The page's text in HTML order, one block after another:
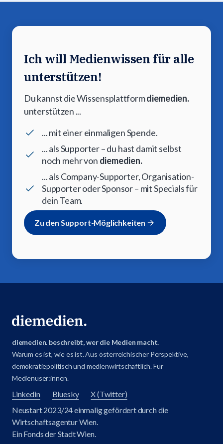
Ich will Medienwissen für alle
unterstützen!
Du kannst die Wissensplattformdiemedien.
unterstützen ...
... mit einer einmaligen Spende.
... als Supporter – du hast damit selbst
noch mehr von diemedien.
... als Company-Supporter, Organisation-
Supporter oder Sponsor – mit Specials für
dein Team.
Zu den Support-Möglichkeiten
diemedien. beschreibt, wer die Medien macht.
Warum es ist, wie es ist. Aus österreichischer Perspektive,
demokratiepolitisch und medienwirtschaftlich. Für
Medienuser:innen.
Linkedin Bluesky
X (Twitter)
Neustart 2023/24 einmalig gefördert durch die
Wirtschaftsagentur Wien.
Ein Fonds der Stadt Wien.